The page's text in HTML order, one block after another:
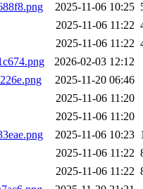
2025-11-06 10:25
2025-11-06 11:22
2025-11-06 11:22
2026-02-03 12:12
2025-11-20 06:46
2025-11-06 11:20
2025-11-06 11:20
2025-11-06 10:23
2025-11-06 11:22
2025-11-06 11:22